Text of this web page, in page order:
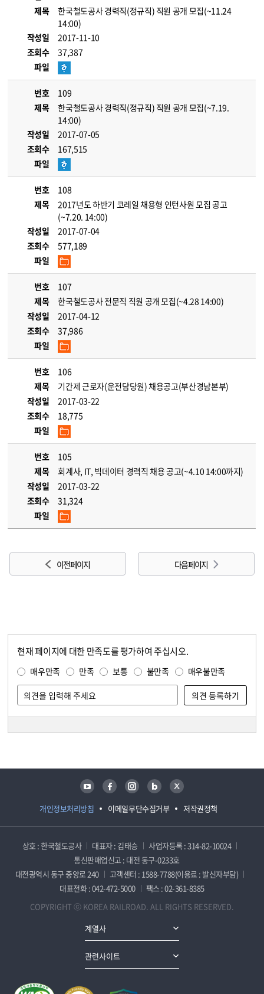
제목
한국철도공사 경력직(정규직) 직원 공개 모집(~11.24
14:00)
작성일
2017-11-10
조회수
37,387
파일
번호
109
제목
한국철도공사 경력직(정규직) 직원 공개 모집(~7.19.
14:00)
작성일
2017-07-05
조회수
167,515
파일
번호
108
제목
2017년도 하반기 코레일 채용형 인턴사원 모집 공고
(~7.20. 14:00)
작성일
2017-07-04
조회수
577,189
파일
번호
107
제목
한국철도공사 전문직 직원 공개 모집(~4.28 14:00)
작성일
2017-04-12
조회수
37,986
파일
번호
106
제목
기간제 근로자(운전담당원) 채용공고(부산경남본부)
작성일
2017-03-22
조회수
18,775
파일
번호
105
제목
회계사, IT, 빅데이터 경력직 채용 공고(~4.10 14:00까지)
작성일
2017-03-22
조회수
31,324
파일
이전 페이지 다음 페이지
현재 페이지에 대한 만족도를 평가하여 주십시오.
매우만족 만족 보통 불만족 매우불만족
개인정보처리방침 이메일무단수집거부 저작권정책
유튜브 페이스북 인스타그램 블로그 트위터
상호 : 한국철도공사 대표자 : 김태승
사업자등록 : 314-82-10024
통신판매업신고 : 대전 동구-0233호
대전광역시 동구 중앙로 240
고객센터 : 1588-7788(이용료 : 발신자부담)
대표전화 : 042-472-5000
팩스 : 02-361-8385
COPYRIGHT ⓒ KOREA RAILROAD. ALL RIGHTS RESERVED.
계열사
관련사이트